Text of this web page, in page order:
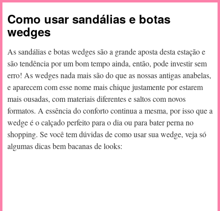
Como usar sandálias e botas
wedges
As sandálias e botas wedges são a grande aposta desta estação e
são tendência por um bom tempo ainda, então, pode investir sem
erro! As wedges nada mais são do que as nossas antigas anabelas,
e aparecem com esse nome mais chique justamente por estarem
mais ousadas, com materiais diferentes e saltos com novos
formatos. A essência do conforto continua a mesma, por isso que a
wedge é o calçado perfeito para o dia ou para bater perna no
shopping. Se você tem dúvidas de como usar sua wedge, veja só
algumas dicas bem bacanas de looks: